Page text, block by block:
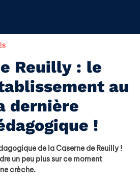
Reuilly : le
au
dernière
!
de la Caserne de Reuilly !
un peu plus sur ce moment
crèche.